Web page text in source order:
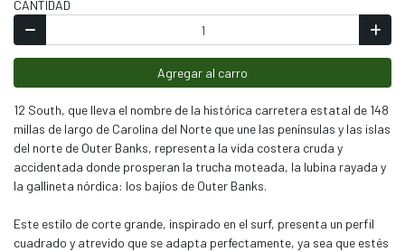
CANTIDAD
Agregar al carro
12 South, que lleva el nombre de la histórica carretera estatal de 148
millas de largo de Carolina del Norte que une las penínsulas y las islas
del norte de Outer Banks, representa la vida costera cruda y
accidentada donde prosperan la trucha moteada, la lubina rayada y
la gallineta nórdica: los bajíos de Outer Banks.
Este estilo de corte grande, inspirado en el surf, presenta un perfil
cuadrado y atrevido que se adapta perfectamente, ya sea que estés